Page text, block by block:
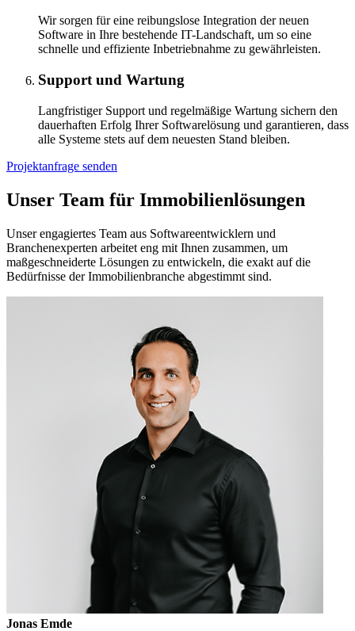
Wir sorgen für eine reibungslose Integration der neuen
Software in Ihre bestehende IT-Landschaft, um so eine
schnelle und effiziente Inbetriebnahme zu gewährleisten.
Support und Wartung
Langfristiger Support und regelmäßige Wartung sichern den
dauerhaften Erfolg Ihrer Softwarelösung und garantieren, dass
alle Systeme stets auf dem neuesten Stand bleiben.
Projektanfrage senden
Unser Team für Immobilienlösungen
Unser engagiertes Team aus Softwareentwicklern und
Branchenexperten arbeitet eng mit Ihnen zusammen, um
maßgeschneiderte Lösungen zu entwickeln, die exakt auf die
Bedürfnisse der Immobilienbranche abgestimmt sind.
Jonas Emde